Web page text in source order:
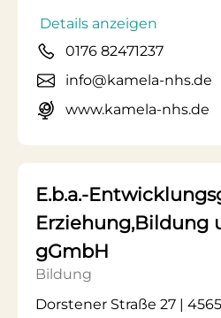
Details anzeigen
0176 82471237
info@kamela-nhs.de
www.kamela-nhs.de
E.b.a.-
Erziehung,Bildung
gGmbH
Bildung
Dorstener Straße 27 |